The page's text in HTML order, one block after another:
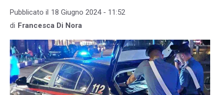
Pubblicato il 18 Giugno 2024 - 11:52
di Francesca Di Nora